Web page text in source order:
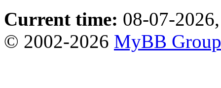
Current time: 08-07-
© 2002-2026 MyBB Group